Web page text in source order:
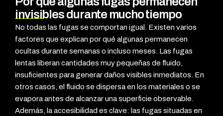
invisibles durante mucho tiempo
No todas las fugas se comportan igual. Existen varios
factores que explican por qué algunas permanecen
ocultas durante semanas o incluso meses. Las fugas
lentas liberan cantidades muy pequeñas de fluido,
insuficientes para generar daños visibles inmediatos. En
otros casos, el fluido se dispersa en los materiales o se
evapora antes de alcanzar una superficie observable.
Además, la accesibilidad es clave: las fugas situadas en